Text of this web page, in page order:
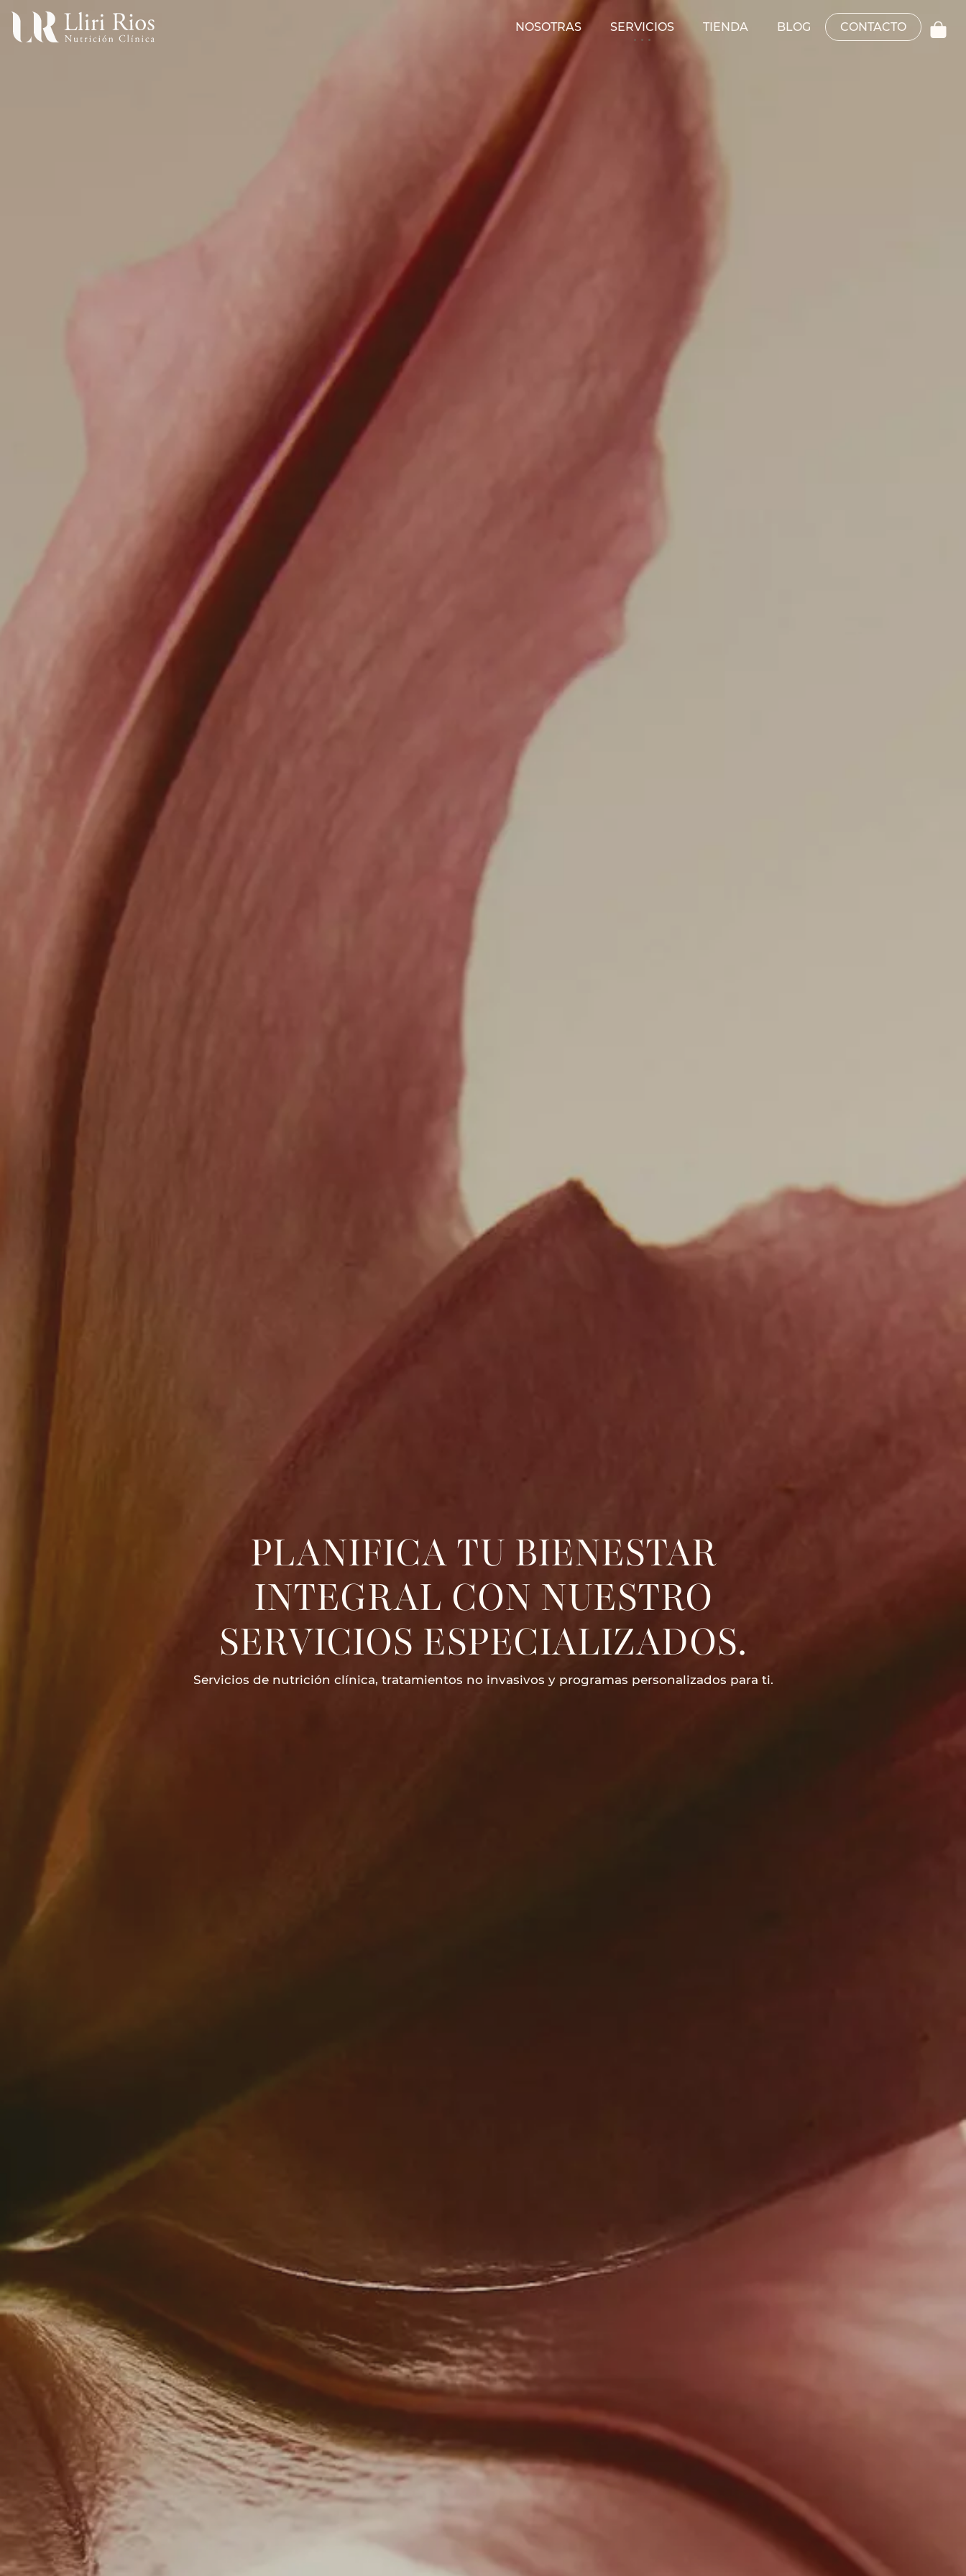
NOSOTRAS SERVICIOS TIENDA BLOG CONTACTO
PLANIFICA TU BIENESTAR
INTEGRAL CON NUESTRO
SERVICIOS ESPECIALIZADOS.
Servicios de nutrición clínica, tratamientos no invasivos y programas personalizados para ti.